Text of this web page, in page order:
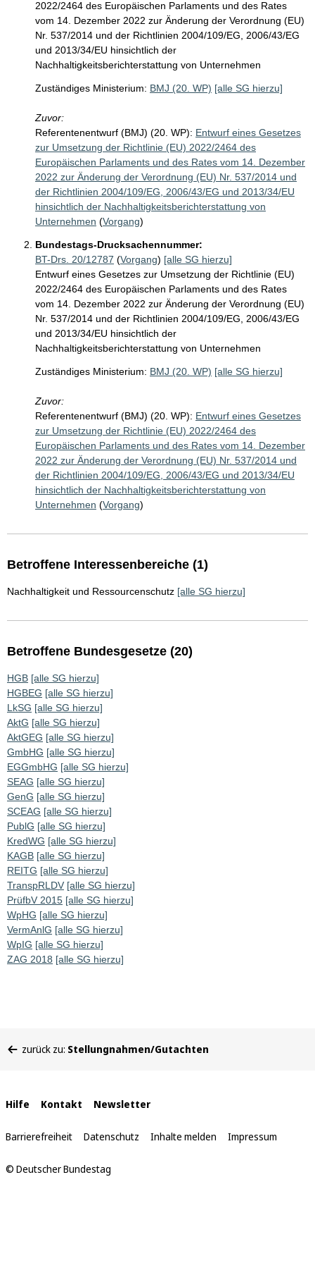
2022/2464 des Europäischen Parlaments und des Rates
vom 14. Dezember 2022 zur Änderung der Verordnung (EU)
Nr. 537/2014 und der Richtlinien 2004/109/EG, 2006/43/EG
und 2013/34/EU hinsichtlich der
Nachhaltigkeitsberichterstattung von Unternehmen
Zuständiges Ministerium: BMJ (20. WP) [alle SG hierzu]
Zuvor:
Referentenentwurf (BMJ) (20. WP): Entwurf eines Gesetzes
zur Umsetzung der Richtlinie (EU) 2022/2464 des
Europäischen Parlaments und des Rates vom 14. Dezember
2022 zur Änderung der Verordnung (EU) Nr. 537/2014 und
der Richtlinien 2004/109/EG, 2006/43/EG und 2013/34/EU
hinsichtlich der Nachhaltigkeitsberichterstattung von
Unternehmen (Vorgang)
Bundestags-Drucksachennummer:
BT-Drs. 20/12787 (Vorgang) [alle SG hierzu]
Entwurf eines Gesetzes zur Umsetzung der Richtlinie (EU)
2022/2464 des Europäischen Parlaments und des Rates
vom 14. Dezember 2022 zur Änderung der Verordnung (EU)
Nr. 537/2014 und der Richtlinien 2004/109/EG, 2006/43/EG
und 2013/34/EU hinsichtlich der
Nachhaltigkeitsberichterstattung von Unternehmen
Zuständiges Ministerium: BMJ (20. WP) [alle SG hierzu]
Zuvor:
Referentenentwurf (BMJ) (20. WP): Entwurf eines Gesetzes
zur Umsetzung der Richtlinie (EU) 2022/2464 des
Europäischen Parlaments und des Rates vom 14. Dezember
2022 zur Änderung der Verordnung (EU) Nr. 537/2014 und
der Richtlinien 2004/109/EG, 2006/43/EG und 2013/34/EU
hinsichtlich der Nachhaltigkeitsberichterstattung von
Unternehmen (Vorgang)
Betroffene Interessenbereiche (1)
Nachhaltigkeit und Ressourcenschutz [alle SG hierzu]
Betroffene Bundesgesetze (20)
HGB [alle SG hierzu]
HGBEG [alle SG hierzu]
LkSG [alle SG hierzu]
AktG [alle SG hierzu]
AktGEG [alle SG hierzu]
GmbHG [alle SG hierzu]
EGGmbHG [alle SG hierzu]
SEAG [alle SG hierzu]
GenG [alle SG hierzu]
SCEAG [alle SG hierzu]
PublG [alle SG hierzu]
KredWG [alle SG hierzu]
KAGB [alle SG hierzu]
REITG [alle SG hierzu]
TranspRLDV [alle SG hierzu]
PrüfbV 2015 [alle SG hierzu]
WpHG [alle SG hierzu]
VermAnlG [alle SG hierzu]
WpIG [alle SG hierzu]
ZAG 2018 [alle SG hierzu]
befinden
zurück zu: Stellungnahmen/Gutachten
Interne
Links
Hilfe Kontakt Newsletter
Barrierefreiheit Datenschutz Inhalte melden Impressum
© Deutscher Bundestag